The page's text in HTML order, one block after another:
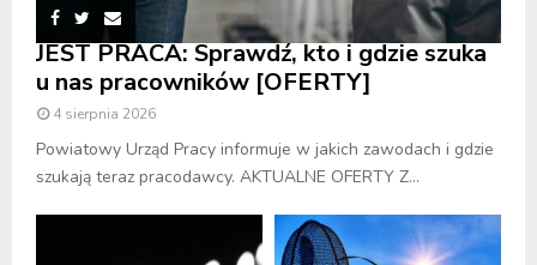
JEST PRACA: Sprawdź, kto i gdzie szuka
u nas pracowników [OFERTY]
4 sierpnia 2026
Powiatowy Urząd Pracy informuje w jakich zawodach i gdzie
szukają teraz pracodawcy. AKTUALNE OFERTY Z...